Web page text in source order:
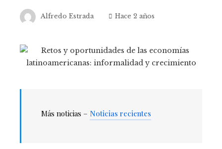
Alfredo Estrada Hace 2 años
Más noticias – Noticias recientes